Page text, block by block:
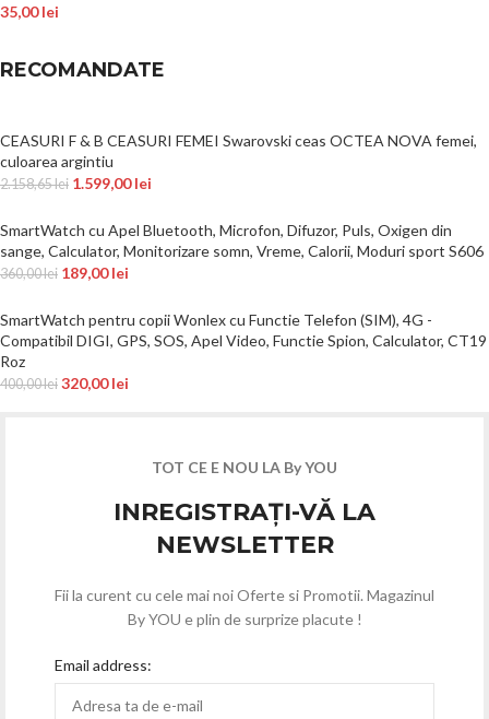
35,00lei
RECOMANDATE
CEASURI F & B CEASURI FEMEI Swarovski ceas OCTEA NOVA femei,
culoarea argintiu
2.158,65lei 1.599,00lei
SmartWatch cu Apel Bluetooth, Microfon, Difuzor, Puls, Oxigen din
sange, Calculator, Monitorizare somn, Vreme, Calorii, Moduri sport S606
360,00lei 189,00lei
SmartWatch pentru copii Wonlex cu Functie Telefon (SIM), 4G -
Compatibil DIGI, GPS, SOS, Apel Video, Functie Spion, Calculator, CT19
Roz
400,00lei 320,00lei
TOT CE E NOU LA By YOU
INREGISTRAȚI-VĂ LA
NEWSLETTER
Fii la curent cu cele mai noi Oferte si Promotii. Magazinul
By YOU e plin de surprize placute !
Email address: